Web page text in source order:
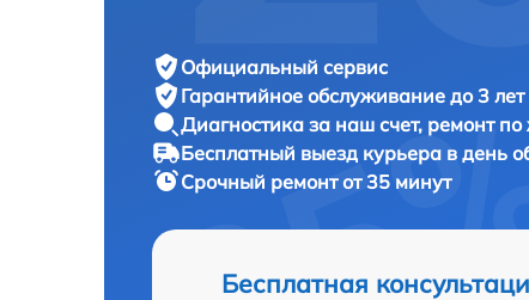
Официальный сервис
Гарантийное обслуживание до 3 лет
Диагностика за наш счет, ремонт
Бесплатный выезд курьера в день
Срочный ремонтот 35 минут
Бесплатная